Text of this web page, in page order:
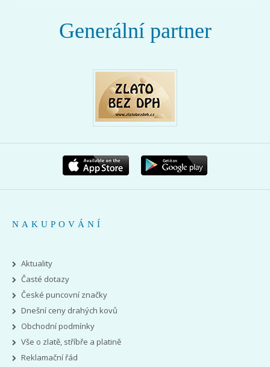
Generální partner
NAKUPOVÁNÍ
Aktuality
Časté dotazy
České puncovní značky
Dnešní ceny drahých kovů
Obchodní podmínky
Vše o zlatě, stříbře a platině
Reklamační řád